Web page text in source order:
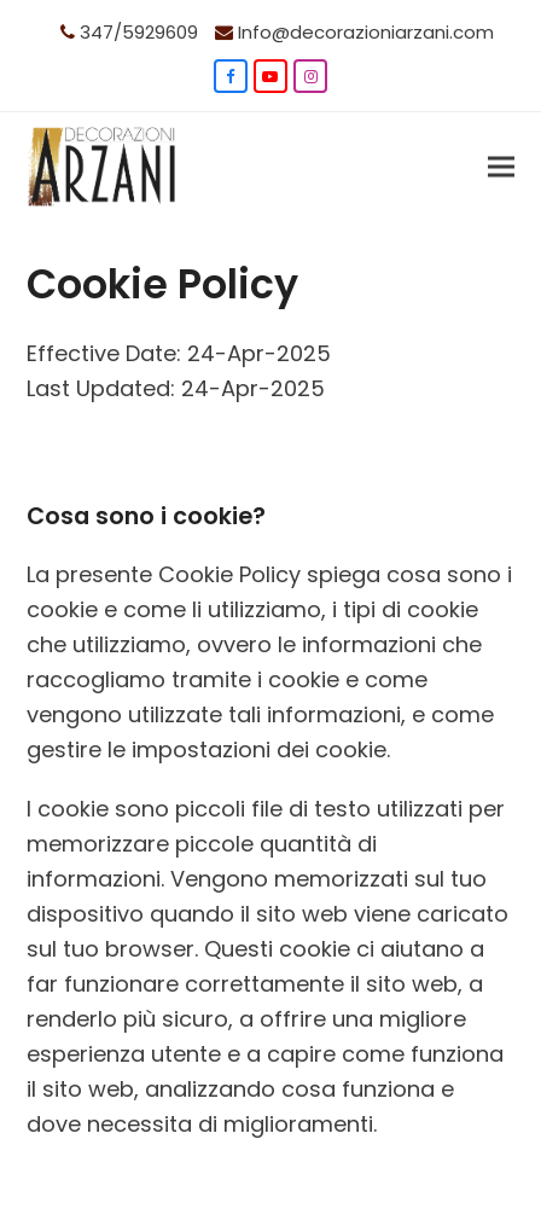
347/5929609 Info@decorazioniarzani.com
Facebook
YouTubeInstagram
Cookie Policy
Effective Date: 24-Apr-2025
Last Updated: 24-Apr-2025
Cosa sono i cookie?
La presente Cookie Policy spiega cosa sono i
cookie e come li utilizziamo, i tipi di cookie
che utilizziamo, ovvero le informazioni che
raccogliamo tramite i cookie e come
vengono utilizzate tali informazioni, e come
gestire le impostazioni dei cookie.
I cookie sono piccoli file di testo utilizzati per
memorizzare piccole quantità di
informazioni. Vengono memorizzati sul tuo
dispositivo quando il sito web viene caricato
sul tuo browser. Questi cookie ci aiutano a
far funzionare correttamente il sito web, a
renderlo più sicuro, a offrire una migliore
esperienza utente e a capire come funziona
il sito web, analizzando cosa funziona e
dove necessita di miglioramenti.